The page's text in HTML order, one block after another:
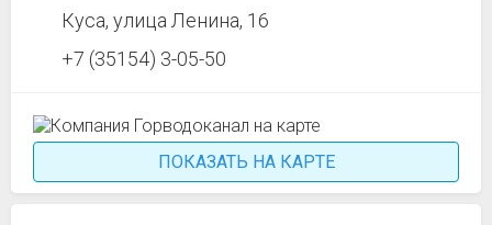
Куса, улица Ленина, 16
+7 (35154) 3-05-50
ПОКАЗАТЬ НА КАРТЕ